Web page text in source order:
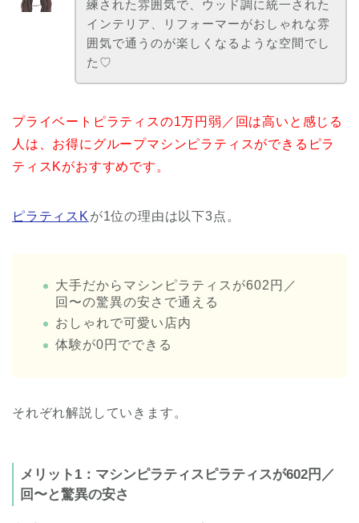
練された雰囲気で、ウッド調に統一された
インテリア、リフォーマーがおしゃれな雰
囲気で通うのが楽しくなるような空間でし
た♡
プライベートピラティスの1万円弱／回は高いと感じる
人は、お得にグループマシンピラティスができるピラ
ティスKがおすすめです。
ピラティスK が1位の理由は以下3点。
大手だからマシンピラティスが602円／
回〜の驚異の安さで通える
おしゃれで可愛い店内
体験が0円でできる
それぞれ解説していきます。
メリット1：マシンピラティスピラティスが602円／
回〜と驚異の安さ